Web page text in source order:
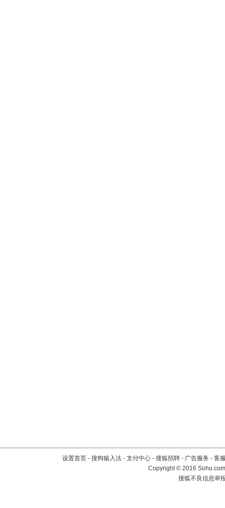
设置首页 - 搜狗输入法 - 支付中心 - 搜狐招聘 - 广告服务 - 客
Copyright©2016
搜狐不良信息举